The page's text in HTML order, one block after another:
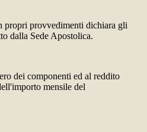
propri provvedimenti dichiara gli
dalla Sede Apostolica.
dei componenti ed al reddito
mensile del